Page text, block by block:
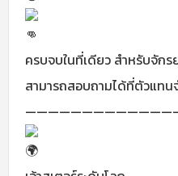
ครบจบในที่เดียว สำหรับจัก
สามารถสอบถามได้ที่ตัวแทน